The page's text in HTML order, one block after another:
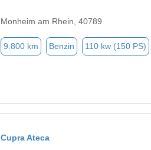
Monheim am Rhein, 40789
9.800 km Benzin 110 kw (150 PS)
Cupra Ateca